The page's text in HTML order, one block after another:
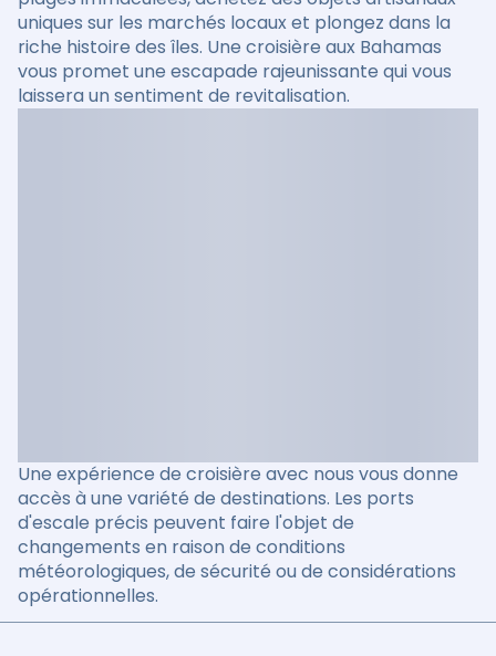
uniques sur les marchés locaux et plongez dans la
riche histoire des îles. Une croisière aux Bahamas
vous promet une escapade rajeunissante qui vous
laissera un sentiment de revitalisation.
Une expérience de croisière avec nous vous donne
accès à une variété de destinations. Les ports
d'escale précis peuvent faire l'objet de
changements en raison de conditions
météorologiques, de sécurité ou de considérations
opérationnelles.